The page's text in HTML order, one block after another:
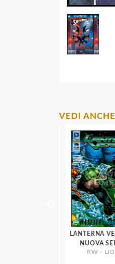
VEDI ANCHE
LANTERNA
NUOVA
NASCITA DEL
RW -